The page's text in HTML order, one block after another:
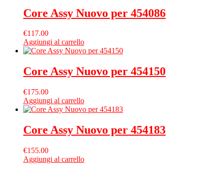
Core Assy Nuovo per 454086
€117.00
Aggiungi al carrello
Core Assy Nuovo per 454150
€175.00
Aggiungi al carrello
Core Assy Nuovo per 454183
€155.00
Aggiungi al carrello